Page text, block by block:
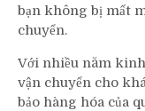
bạn không bị mất
chuyển.
Với nhiều năm
vận chuyển cho
bảo hàng hóa của